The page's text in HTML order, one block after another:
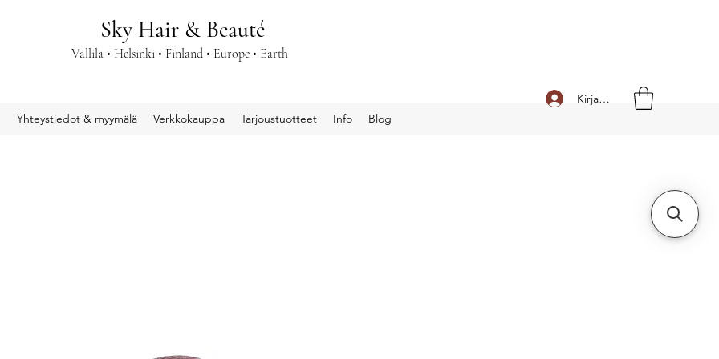
Sky Hair & Beauté
Vallila • Helsinki • Finland • Europe • Earth
Kirjaudu
Yhteystiedot & myymälä Verkkokauppa Tarjoustuotteet Info Blog